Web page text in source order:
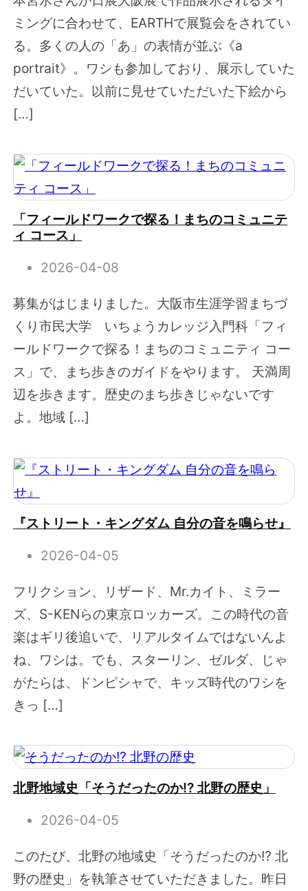
ミングに合わせて、EARTHで展覧会をされてい
る。多くの人の「あ」の表情が並ぶ《a
portrait》。ワシも参加しており、展示していた
だいていた。以前に見せていただいた下絵から
[…]
「フィールドワークで探る！まちのコミュニテ
ィ コース」
2026-04-08
募集がはじまりました。大阪市生涯学習まちづ
くり市民大学 いちょうカレッジ入門科「フィ
ールドワークで探る！まちのコミュニティ コー
ス」で、まち歩きのガイドをやります。 天満周
辺を歩きます。歴史のまち歩きじゃないです
よ。地域 […]
『ストリート・キングダム 自分の音を鳴らせ』
2026-04-05
フリクション、リザード、Mr.カイト、ミラー
ズ、S-KENらの東京ロッカーズ。この時代の音
楽はギリ後追いで、リアルタイムではないんよ
ね、ワシは。でも、スターリン、ゼルダ、じゃ
がたらは、ドンピシャで、キッズ時代のワシを
きっ […]
北野地域史「そうだったのか!? 北野の歴史」
2026-04-05
このたび、北野の地域史「そうだったのか!? 北
野の歴史」を執筆させていただきました。昨日